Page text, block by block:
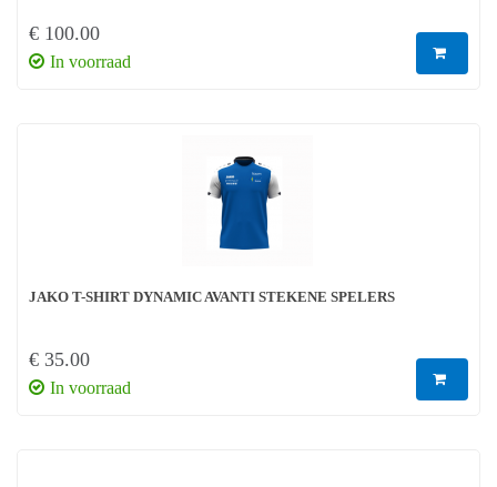
€ 100.00
In voorraad
JAKO T-SHIRT DYNAMIC AVANTI STEKENE SPELERS
€ 35.00
In voorraad